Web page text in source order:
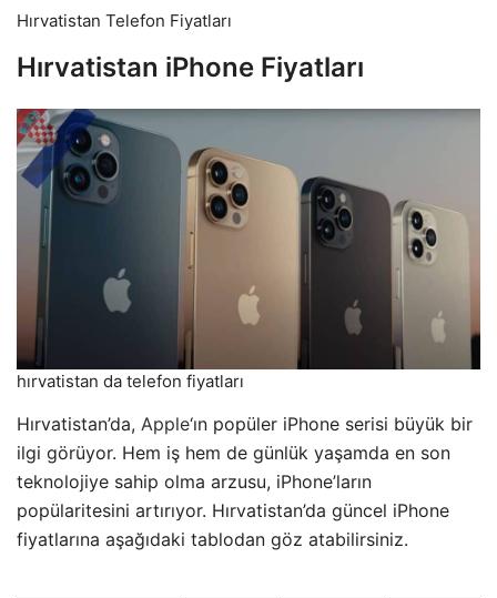
Hırvatistan Telefon Fiyatları
Hırvatistan iPhone Fiyatları
hırvatistan da telefon fiyatları
Hırvatistan’da, Apple‘ın popüler iPhone serisi büyük bir
ilgi görüyor. Hem iş hem de günlük yaşamda en son
teknolojiye sahip olma arzusu, iPhone’ların
popülaritesini artırıyor. Hırvatistan’da güncel iPhone
fiyatlarına aşağıdaki tablodan göz atabilirsiniz.